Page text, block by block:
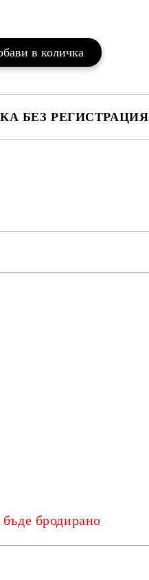
БЕЗ РЕГИСТРАЦИЯ
бродирано